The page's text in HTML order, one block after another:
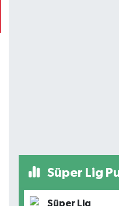
Süper Lig
Süper Lig